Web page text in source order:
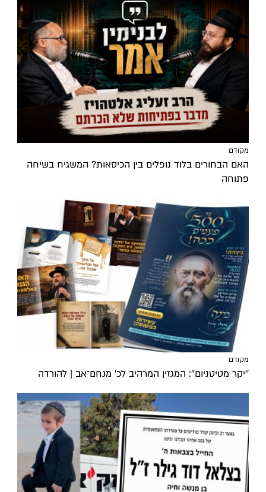
מקודם
האם הבחורים בלוד נופלים בין הכיסאות? המשגיח בשיחה
פתוחה
מקודם
''יקר מטיטניום'': המגזין המרהיב לכ’ מנחם־אב | להורדה